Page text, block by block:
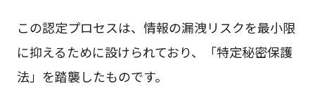
この認定プロセスは、情報の漏洩リスクを最小限
に抑えるために設けられており、「特定秘密保護
法」を踏襲したものです。